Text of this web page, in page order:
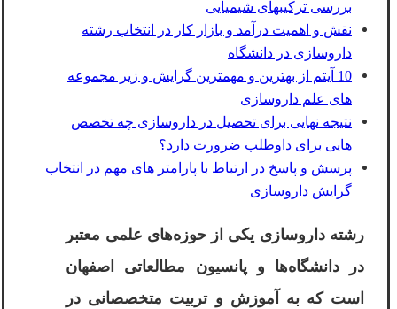
بررسی ترکیبهای شیمیایی
نقش و اهمیت درآمد و بازار کار در انتخاب رشته
داروسازی در دانشگاه
10 آیتم از بهترین و مهمترین گرایش و زیر مجموعه
های علم داروسازی
نتیجه نهایی برای تحصیل در داروسازی چه تخصص
هایی برای داوطلب ضرورت دارد؟
پرسش و پاسخ در ارتباط با پارامتر های مهم در انتخاب
گرایش داروسازی
رشته داروسازی یکی از حوزه‌های علمی معتبر
در دانشگاه‌ها و پانسیون مطالعاتی اصفهان
است که به آموزش و تربیت متخصصانی در